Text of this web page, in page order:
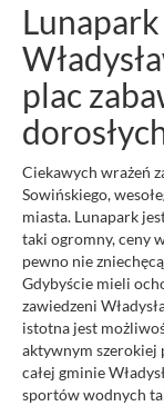
plac
Ciekawych wrażeń
Sowińskiego,
miasta. Lunapark
taki ogromny, ceny
pewno nie
Gdybyście mieli
zawiedzeni
istotna jest
aktywnym
całej gminie
sportów wodnych